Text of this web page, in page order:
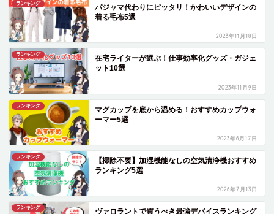
ランキング
パジャマ代わりにピッタリ！かわいいデザインの
着る毛布5選
2023年11月18日
ランキング
在宅ライターが選ぶ！仕事効率化グッズ・ガジェ
ット10選
2023年11月9日
ランキング
マグカップを底から温める！おすすめカップウォ
ーマー5選
2023年6月17日
ランキング
【掃除不要】加湿機能なしの空気清浄機おすすめ
ランキング5選
2026年7月13日
ランキング ヴァロラントで買うべき最強デバイスランキング